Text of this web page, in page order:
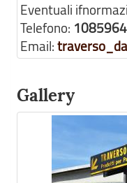
Eventuali
Telefono:
Email:
Gallery